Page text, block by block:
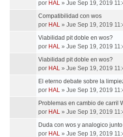
por HAL » Jue Sep 19, 2019
Compatibilidad con wos
por HAL » Jue Sep 19, 2019
Viabilidad pit doble en wos?
por HAL » Jue Sep 19, 2019
Viabilidad pit doble en wos?
por HAL » Jue Sep 19, 2019
El eterno debate sobre la
por HAL » Jue Sep 19, 2019
Problemas en cambio de carril
por HAL » Jue Sep 19, 2019
Duda con wos y analogico junto
por HAL » Jue Sep 19, 2019